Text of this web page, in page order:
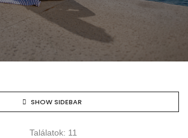
SHOW SIDEBAR
Találatok: 11